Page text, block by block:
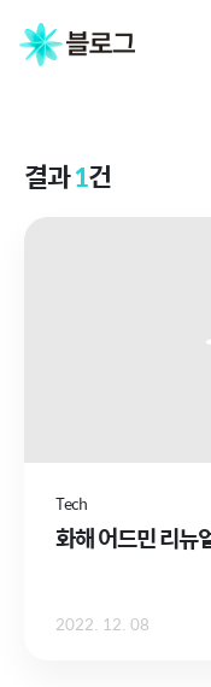
결과1건
Tech
화해 어드민 리뉴
2022. 12. 08